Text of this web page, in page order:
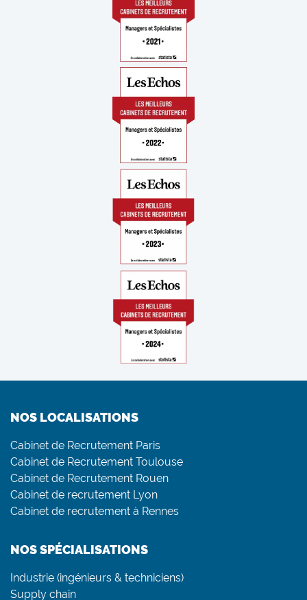
NOS LOCALISATIONS
Cabinet de Recrutement Paris
Cabinet de Recrutement Toulouse
Cabinet de Recrutement Rouen
Cabinet de recrutement Lyon
Cabinet de recrutement à Rennes
NOS SPÉCIALISATIONS
Industrie (ingénieurs & techniciens)
Supply chain